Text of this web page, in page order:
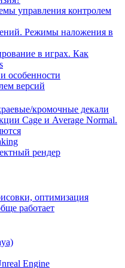
управления контролем
Режимы наложения в
в играх. Как
особенности
версий
кромочные декали
Cage и Average Normal.
рендер
оптимизация
работает
Engine